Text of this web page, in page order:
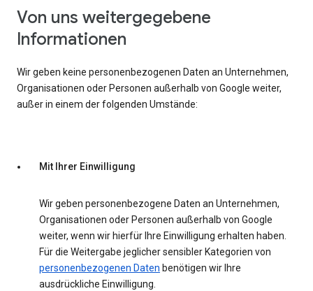
Von uns weitergegebene
Informationen
Wir geben keine personenbezogenen Daten an Unternehmen,
Organisationen oder Personen außerhalb von Google weiter,
außer in einem der folgenden Umstände:
Mit Ihrer Einwilligung
Wir geben personenbezogene Daten an Unternehmen,
Organisationen oder Personen außerhalb von Google
weiter, wenn wir hierfür Ihre Einwilligung erhalten haben.
Für die Weitergabe jeglicher sensibler Kategorien von
personenbezogenen Daten benötigen wir Ihre
ausdrückliche Einwilligung.